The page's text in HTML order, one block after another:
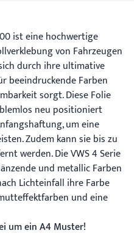
ist eine hochwertige
von Fahrzeugen
durch ihre ultimative
beeindruckende Farben
sorgt. Diese Folie
neu positioniert
um eine
Zudem kann sie bis zu
werden. Die VWS 4 Serie
und metallic Farben
Lichteinfall ihre Farbe
und eine
um ein A4 Muster!